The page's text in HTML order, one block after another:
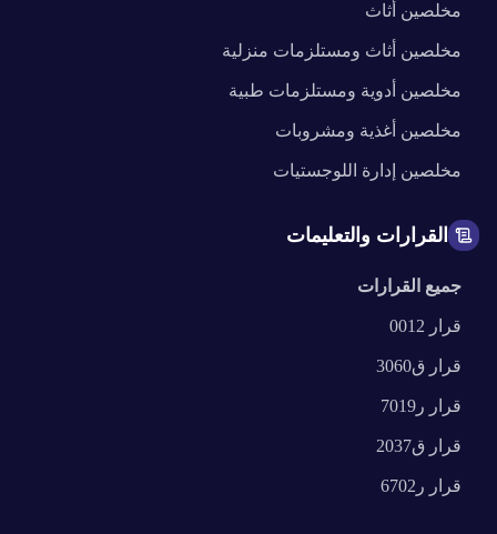
مخلصين أثاث
مخلصين أثاث ومستلزمات منزلية
مخلصين أدوية ومستلزمات طبية
مخلصين أغذية ومشروبات
مخلصين إدارة اللوجستيات
القرارات والتعليمات
جميع القرارات
قرار 0012
قرار ق3060
قرار ر7019
قرار ق2037
قرار ر6702